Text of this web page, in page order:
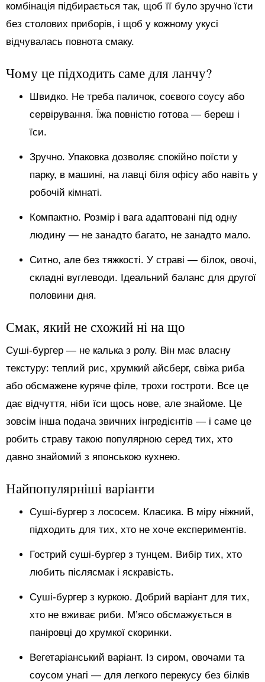
комбінація підбирається так, щоб її було зручно їсти
без столових приборів, і щоб у кожному укусі
відчувалась повнота смаку.
Чому це підходить саме для ланчу?
Швидко. Не треба паличок, соєвого соусу або
сервірування. Їжа повністю готова — береш і
їси.
Зручно. Упаковка дозволяє спокійно поїсти у
парку, в машині, на лавці біля офісу або навіть у
робочій кімнаті.
Компактно. Розмір і вага адаптовані під одну
людину — не занадто багато, не занадто мало.
Ситно, але без тяжкості. У страві — білок, овочі,
складні вуглеводи. Ідеальний баланс для другої
половини дня.
Смак, який не схожий ні на що
Суші-бургер — не калька з ролу. Він має власну
текстуру: теплий рис, хрумкий айсберг, свіжа риба
або обсмажене куряче філе, трохи гостроти. Все це
дає відчуття, ніби їси щось нове, але знайоме. Це
зовсім інша подача звичних інгредієнтів — і саме це
робить страву такою популярною серед тих, хто
давно знайомий з японською кухнею.
Найпопулярніші варіанти
Суші-бургер з лососем. Класика. В міру ніжний,
підходить для тих, хто не хоче експериментів.
Гострий суші-бургер з тунцем. Вибір тих, хто
любить післясмак і яскравість.
Суші-бургер з куркою. Добрий варіант для тих,
хто не вживає риби. М’ясо обсмажується в
паніровці до хрумкої скоринки.
Вегетаріанський варіант. Із сиром, овочами та
соусом унагі — для легкого перекусу без білків